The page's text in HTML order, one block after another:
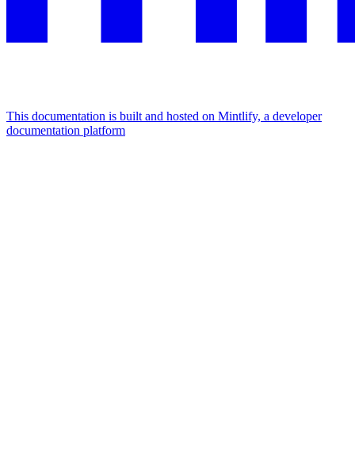
This documentation is built and hosted on Mintlify, a developer
documentation platform